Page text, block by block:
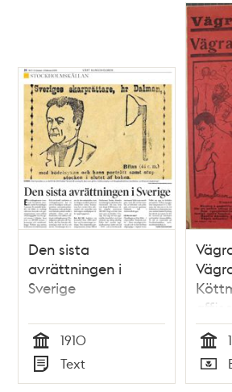
Den sista
avrättningen i
Sverige
Tid
1910
Typ
Text
av
Tid
Typ